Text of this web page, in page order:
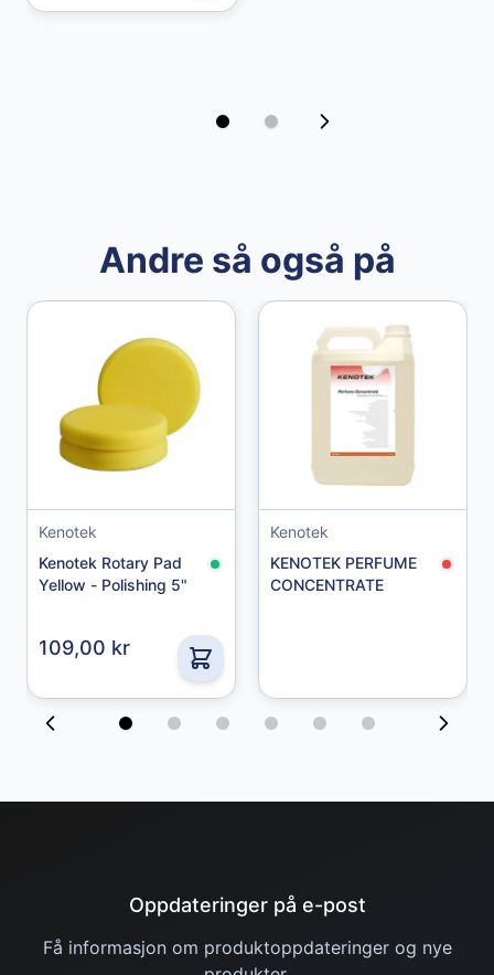
Granberg
Granberg Chemical Protective Gloves str. 10
49,00 kr
Andre så også på
Kenotek
Kenotek Rotary Pad
Yellow - Polishing 5"
109,00 kr
Kenotek
KENOTEK PERFUME
CONCENTRATE
Oppdateringer på e-post
Få informasjon om produktoppdateringer og nye